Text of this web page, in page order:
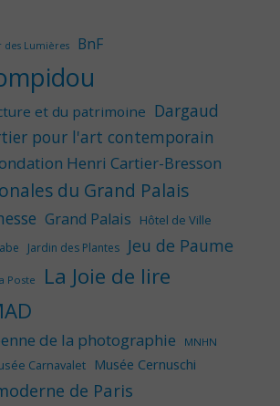
des Lumières BnF
et du patrimoine Dargaud
pour l'art contemporain
Henri Cartier-Bresson
du Grand Palais
Grand Palais Hôtel de Ville
Jardin des Plantes Jeu de Paume
Poste La Joie de lire
de la photographie
MNHN
Carnavalet Musée Cernuschi
de Paris